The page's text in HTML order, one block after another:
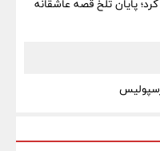
پایان تلخ قصه عاشقانه